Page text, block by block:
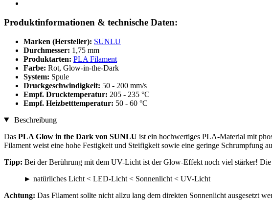
Produktinformationen & technische Daten:
Marken (Hersteller): SUNLU
Durchmesser: 1,75 mm
Produktarten: PLA Filament
Farbe: Rot, Glow-in-the-Dark
System: Spule
Druckgeschwindigkeit: 50 - 200 mm/s
Empf. Drucktemperatur: 205 - 235 °C
Empf. Heizbetttemperatur: 50 - 60 °C
Beschreibung
Das PLA Glow in the Dark von SUNLU ist ein hochwertiges PLA-Material mit
Filament weist eine hohe Festigkeit und Steifigkeit sowie eine geringe Schrumpfung
Tipp: Bei der Berührung mit dem UV-Licht ist der Glow-Effekt noch viel stärker!
► natürliches Licht < LED-Licht < Sonnenlicht < UV-Licht
Achtung: Das Filament sollte nicht allzu lang dem direkten Sonnenlicht ausgesetzt